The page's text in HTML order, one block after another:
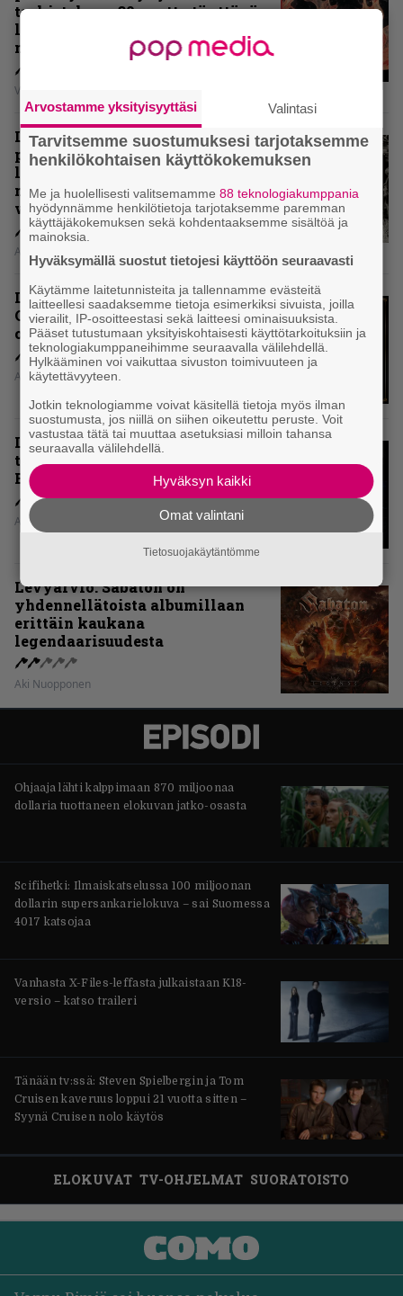
tarkistelussa 30 vuotta täyttävä
levy, joka jakaa fanien
mielipiteet
Vesa Siltanen
Levyarvio: Coronerin
paluualbumi 32 vuotta edellisen
levytyksen jälkeen ei voi
mitenkään täyttää odotuksia. Vai
voiko?
Aki Nuopponen
Levyarvio: Dirkschneider & The
Old Gang -albumista ei aina tiedä,
onko se tosissaan tehty vai ei
Aki Nuopponen
Levyarvio: Onko Steelbound jo
täydellisintä mahdollista Battle
Beastia?
Aki Nuopponen
Levyarvio: Sabaton on
yhdennellätoista albumillaan
erittäin kaukana
legendaarisuudesta
Aki Nuopponen
Ohjaaja lähti kalppimaan 870 miljoonaa
dollaria tuottaneen elokuvan jatko-osasta
Scifihetki: Ilmaiskatselussa 100 miljoonan
dollarin supersankarielokuva – sai Suomessa
4017 katsojaa
Vanhasta X-Files-leffasta julkaistaan K18-
versio – katso traileri
Tänään tv:ssä: Steven Spielbergin ja Tom
Cruisen kaveruus loppui 21 vuotta sitten –
Syynä Cruisen nolo käytös
ELOKUVAT TV-OHJELMAT SUORATOISTO
Arvostamme yksityisyyttäsi Valintasi
Tarvitsemme suostumuksesi tarjotaksemme
henkilökohtaisen käyttökokemuksen
Me ja huolellisesti valitsemamme88 teknologiakumppania
hyödynnämme henkilötietoja tarjotaksemme paremman
käyttäjäkokemuksen sekä kohdentaaksemme sisältöä ja
mainoksia.
Hyväksymällä suostut tietojesi käyttöön seuraavasti
Käytämme laitetunnisteita ja tallennamme evästeitä
laitteellesi saadaksemme tietoja esimerkiksi sivuista, joilla
vierailit, IP-osoitteestasi sekä laitteesi ominaisuuksista.
Pääset tutustumaan yksityiskohtaisesti käyttötarkoituksiin ja
teknologiakumppaneihimme seuraavalla välilehdellä.
Hylkääminen voi vaikuttaa sivuston toimivuuteen ja
käytettävyyteen.
Jotkin teknologiamme voivat käsitellä tietoja myös ilman
suostumusta, jos niillä on siihen oikeutettu peruste. Voit
vastustaa tätä tai muuttaa asetuksiasi milloin tahansa
seuraavalla välilehdellä.
Hyväksyn kaikki
Omat valintani
Tietosuojakäytäntömme